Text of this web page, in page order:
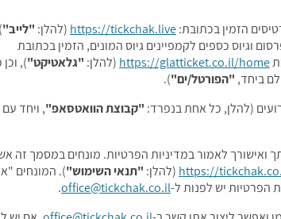
הזמין בכתובת:https://tickchak.live (להלן: "לייב"
וגיוס כספים לקמפיינים גיוס המונים, הזמין בכתובת
https://glatticket.co.il/home (להלן: "גלאטיקט"),
ביחד, "הפורטל/ים").
(להלן, כל אחת בנפרד: "קבוצת הוואטסאפ", ויחד
לאמור במדיניות הפרטיות. מונחים במסמך זה
https:// (להלן: "תנאי השימוש"). המונחים
הפרטיות יש לפנות ל-office@tickchak.co.il
.